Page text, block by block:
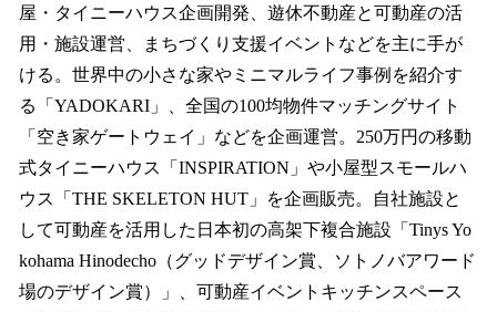
屋・タイニーハウス企画開発、遊休不動産と可動産の活
用・施設運営、まちづくり支援イベントなどを主に手が
ける。世界中の小さな家やミニマルライフ事例を紹介す
る「YADOKARI」、全国の100均物件マッチングサイト
「空き家ゲートウェイ」などを企画運営。250万円の移動
式タイニーハウス「INSPIRATION」や小屋型スモールハ
ウス「THE SKELETON HUT」を企画販売。自社施設と
して可動産を活用した日本初の高架下複合施設「Tinys Yo
kohama Hinodecho（グッドデザイン賞、ソトノバアワード
場のデザイン賞）」、可動産イベントキッチンスペース